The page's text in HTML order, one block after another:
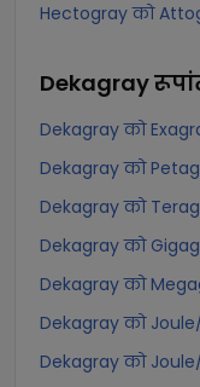
Hectogray को
Dekagray
Dekagray को
Dekagray को
Dekagray को
Dekagray को
Dekagray को
Dekagray को
Dekagray को